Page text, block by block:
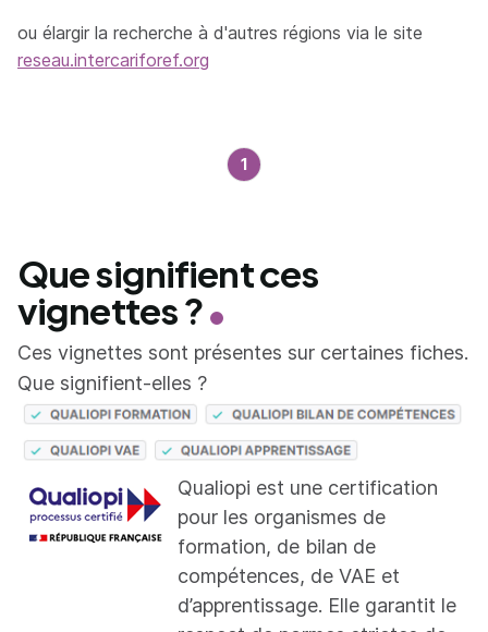
ou élargir la recherche à d'autres régions via le site
reseau.intercariforef.org
1
Que signifient ces
vignettes ?
Ces vignettes sont présentes sur certaines fiches.
Que signifient-elles ?
Qualiopi est une certification
pour les organismes de
formation, de bilan de
compétences, de VAE et
d’apprentissage. Elle garantit le